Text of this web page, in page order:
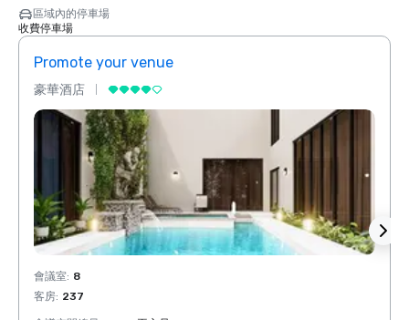
區域內的停車場
收費停車場
Promote your venue
豪華酒店
會議室: 8
客房: 237